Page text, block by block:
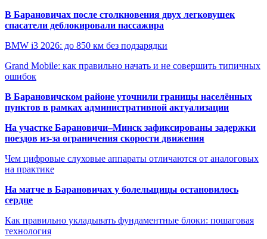
В Барановичах после столкновения двух легковушек
спасатели деблокировали пассажира
BMW i3 2026: до 850 км без подзарядки
Grand Mobile: как правильно начать и не совершить типичных
ошибок
В Барановичском районе уточнили границы населённых
пунктов в рамках административной актуализации
На участке Барановичи–Минск зафиксированы задержки
поездов из-за ограничения скорости движения
Чем цифровые слуховые аппараты отличаются от аналоговых
на практике
На матче в Барановичах у болельщицы остановилось
сердце
Как правильно укладывать фундаментные блоки: пошаговая
технология